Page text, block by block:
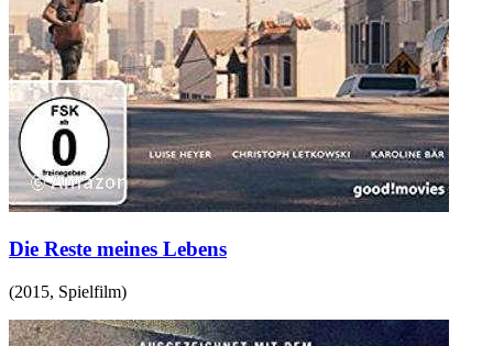
Die Reste meines Lebens
(2015, Spielfilm)